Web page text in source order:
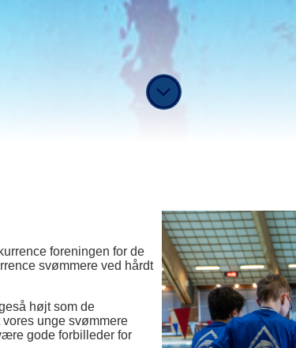
foreningen for de
svømmere ved hårdt
højt som de
unge svømmere
gode forbilleder for